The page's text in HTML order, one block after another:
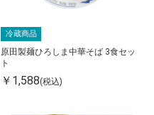
冷蔵商品
原田製麺ひろしま中華そば 3食セッ
ト
￥1,588(税込)